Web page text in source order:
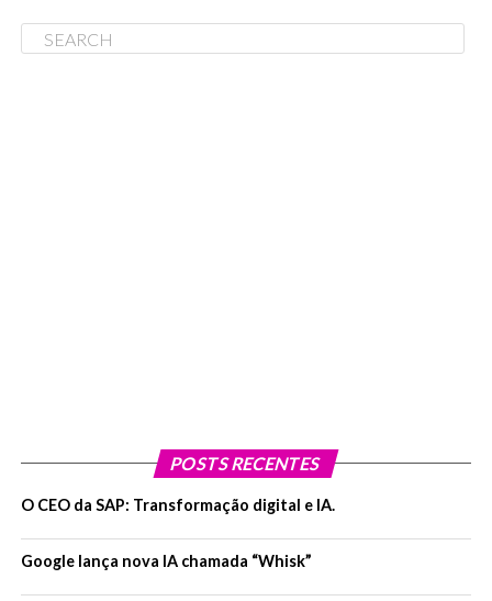
POSTS RECENTES
O CEO da SAP: Transformação digital e IA.
Google lança nova IA chamada “Whisk”